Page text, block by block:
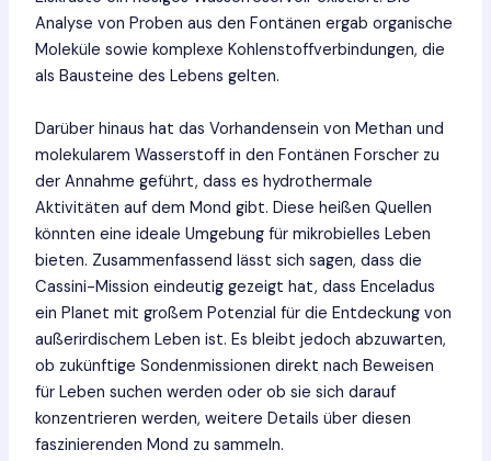
Analyse von Proben aus den Fontänen ergab organische
Moleküle sowie komplexe Kohlenstoffverbindungen, die
als Bausteine des Lebens gelten.
Darüber hinaus hat das Vorhandensein von Methan und
molekularem Wasserstoff in den Fontänen Forscher zu
der Annahme geführt, dass es hydrothermale
Aktivitäten auf dem Mond gibt. Diese heißen Quellen
könnten eine ideale Umgebung für mikrobielles Leben
bieten. Zusammenfassend lässt sich sagen, dass die
Cassini-Mission eindeutig gezeigt hat, dass Enceladus
ein Planet mit großem Potenzial für die Entdeckung von
außerirdischem Leben ist. Es bleibt jedoch abzuwarten,
ob zukünftige Sondenmissionen direkt nach Beweisen
für Leben suchen werden oder ob sie sich darauf
konzentrieren werden, weitere Details über diesen
faszinierenden Mond zu sammeln.